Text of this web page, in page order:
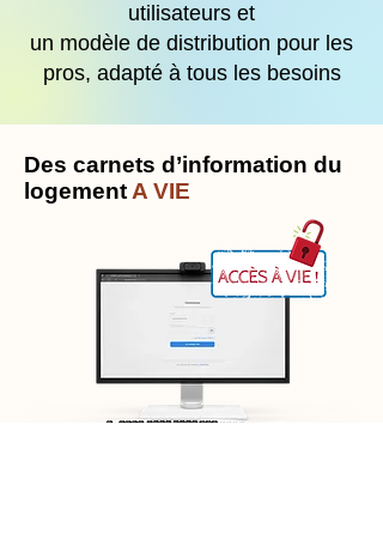
utilisateurs et
un modèle de distribution pour les
pros, adapté à tous les besoins
Des carnets d’information du
logement A VIE